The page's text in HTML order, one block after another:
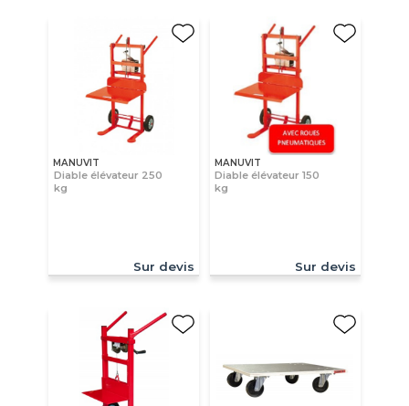
MANUVIT
Diable élévateur 250
kg
Sur devis
MANUVIT
Diable élévateur 150
kg
Sur devis